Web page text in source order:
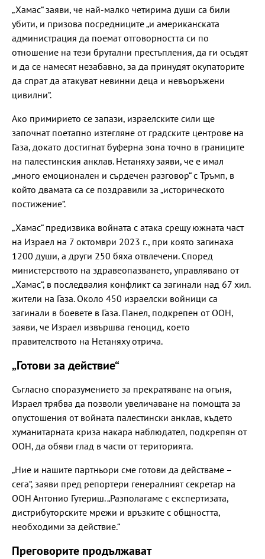
„Хамас“ заяви, че най-малко четирима души са били
убити, и призова посредниците „и американската
администрация да поемат отговорността си по
отношение на тези брутални престъпления, да ги осъдят
и да се намесят незабавно, за да принудят окупаторите
да спрат да атакуват невинни деца и невъоръжени
цивилни“.
Ако примирието се запази, израелските сили ще
започнат поетапно изтегляне от градските центрове на
Газа, докато достигнат буферна зона точно в границите
на палестинския анклав. Нетаняху заяви, че е имал
„много емоционален и сърдечен разговор“ с Тръмп, в
който двамата са се поздравили за „историческото
постижение“.
„Хамас“ предизвика войната с атака срещу южната част
на Израел на 7 октомври 2023 г., при която загинаха
1200 души, а други 250 бяха отвлечени. Според
министерството на здравеопазването, управлявано от
„Хамас“, в последвалия конфликт са загинали над 67 хил.
жители на Газа. Около 450 израелски войници са
загинали в боевете в Газа. Панел, подкрепен от ООН,
заяви, че Израел извършва геноцид, което
правителството на Нетаняху отрича.
„Готови за действие“
Съгласно споразумението за прекратяване на огъня,
Израел трябва да позволи увеличаване на помощта за
опустошения от войната палестински анклав, където
хуманитарната криза накара наблюдател, подкрепян от
ООН, да обяви глад в части от територията.
„Ние и нашите партньори сме готови да действаме –
сега“, заяви пред репортери генералният секретар на
ООН Антонио Гутериш. „Разполагаме с експертизата,
дистрибуторските мрежи и връзките с общността,
необходими за действие.“
Преговорите продължават